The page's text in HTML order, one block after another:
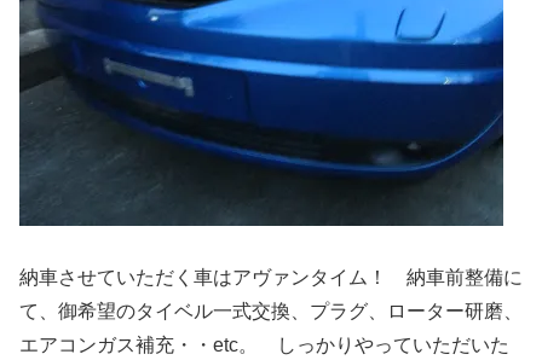
納車させていただく車はアヴァンタイム！ 納車前整備に
て、御希望のタイベル一式交換、プラグ、ローター研磨、
エアコンガス補充・・etc。 しっかりやっていただいた